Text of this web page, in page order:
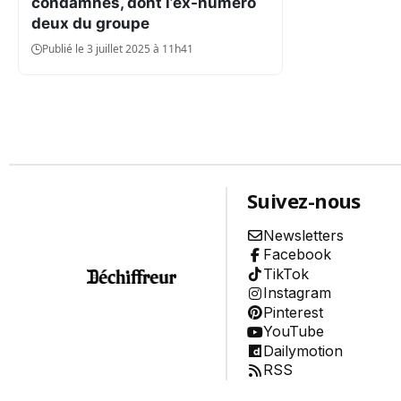
Environnement
À propos
Mentions Légales
Aide
deux du groupe
Publié le 3 juillet 2025 à 11h41
Suivez-nous
Newsletters
Facebook
TikTok
Instagram
Pinterest
YouTube
Dailymotion
RSS